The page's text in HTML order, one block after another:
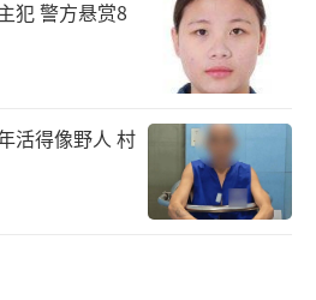
犯 警方悬赏8
活得像野人 村